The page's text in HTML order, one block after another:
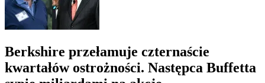
Berkshire przełamuje czternaście
kwartałów ostrożności. Następca Buffetta